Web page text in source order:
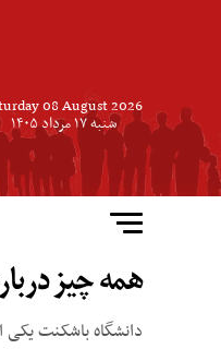
08 August 2026
شنبه ۱۷ مرداد ۱۴۰۵
همه چیز
دانشگاه باشکنت یکی